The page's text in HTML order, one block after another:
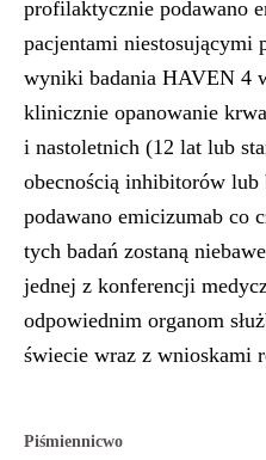
profilaktycznie podawano
pacjentami
wyniki badania HAVEN 4
klinicznie opanowanie
i nastoletnich (12 lat lub
obecnością inhibitorów
podawano emicizumab co
tych badań zostaną
jednej z konferencji
odpowiednim organom
świecie wraz z wnioskami
Piśmiennicwo